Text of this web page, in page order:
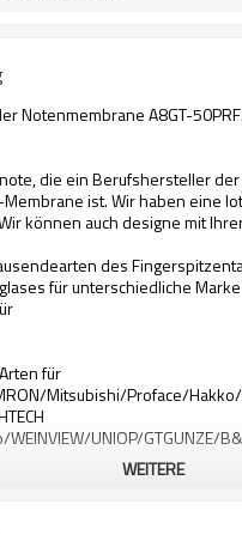
Notenmembrane A8GT-
die ein Berufshersteller
Membrane ist. Wir haben eine
können auch designe mit
des
für unterschiedliche
für
Mitsubishi/Proface/Hakko/
UNIOP/GTGUNZE/
WEITERE